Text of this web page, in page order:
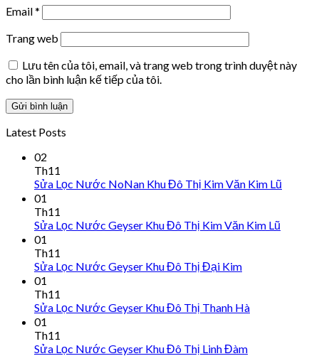
Email*
Trang web
Lưu tên của tôi, email, và trang web trong trình duyệt này
cho lần bình luận kế tiếp của tôi.
Latest Posts
02
Th11
Sửa Lọc Nước NoNan Khu Đô Thị Kim Văn Kim Lũ
01
Th11
Sửa Lọc Nước Geyser Khu Đô Thị Kim Văn Kim Lũ
01
Th11
Sửa Lọc Nước Geyser Khu Đô Thị Đại Kim
01
Th11
Sửa Lọc Nước Geyser Khu Đô Thị Thanh Hà
01
Th11
Sửa Lọc Nước Geyser Khu Đô Thị Linh Đàm